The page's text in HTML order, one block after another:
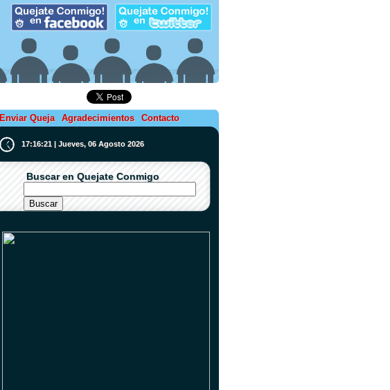
Enviar Queja Agradecimientos Contacto
17:16:22 | Jueves, 06 Agosto 2026
Buscar en Quejate Conmigo